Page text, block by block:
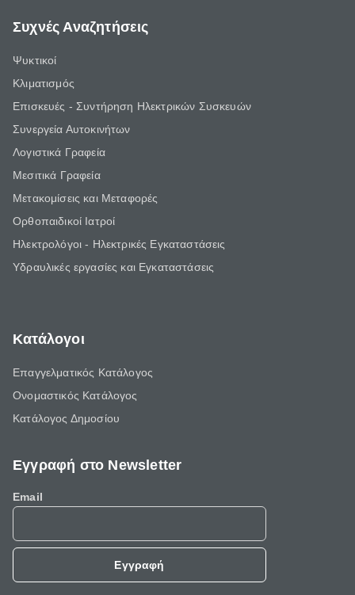
Συχνές Αναζητήσεις
Ψυκτικοί
Κλιματισμός
Επισκευές - Συντήρηση Ηλεκτρικών Συσκευών
Συνεργεία Αυτοκινήτων
Λογιστικά Γραφεία
Μεσιτικά Γραφεία
Μετακομίσεις και Μεταφορές
Ορθοπαιδικοί Ιατροί
Ηλεκτρολόγοι - Ηλεκτρικές Εγκαταστάσεις
Υδραυλικές εργασίες και Εγκαταστάσεις
Κατάλογοι
Επαγγελματικός Κατάλογος
Ονομαστικός Κατάλογος
Κατάλογος Δημοσίου
Εγγραφή στο Newsletter
Email
Εγγραφή